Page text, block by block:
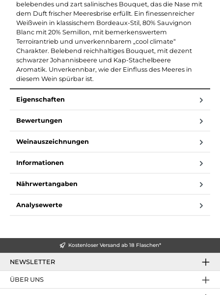
belebendes und zart salinisches Bouquet, das die Nase mit
dem Duft frischer Meeresbrise erfüllt. Ein finessenreicher
Weißwein in klassischem Bordeaux-Stil, 80% Sauvignon
Blanc mit 20% Semillon, mit bemerkenswertem
Terroirantrieb und unverkennbarem „cool climate“
Charakter. Belebend reichhaltiges Bouquet, mit dezent
schwarzer Johannisbeere und Kap-Stachelbeere
Aromatik. Unverkennbar, wie der Einfluss des Meeres in
diesem Wein spürbar ist.
Eigenschaften
Bewertungen
Weinauszeichnungen
Informationen
Nährwertangaben
Analysewerte
Kostenloser Versand ab 18 Flaschen*
NEWSLETTER
ÜBER UNS